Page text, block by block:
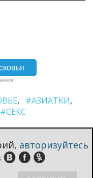
#АЗИАТКИ
#СЕКС
авторизуйтесь